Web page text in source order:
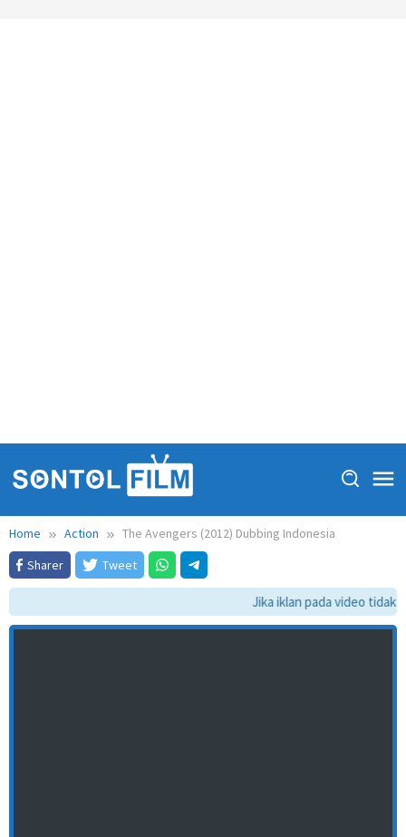
Home Action
The Avengers (2012) Dubbing Indonesia
Sharer
Tweet
Jika iklan pada video tidak